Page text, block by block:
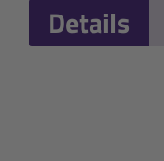
Details